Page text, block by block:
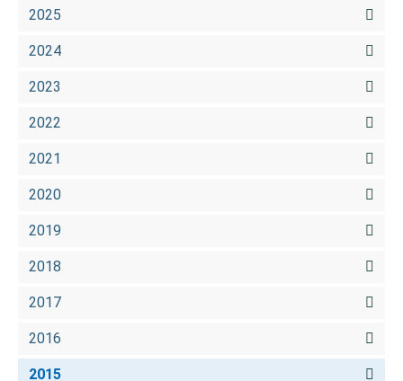
2025
2024
2023
2022
2021
2020
2019
2018
2017
2016
2015